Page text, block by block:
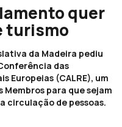
quer
turismo
da Madeira pediu
das
Europeias (CALRE), um
Membros para que sejam
circulação de pessoas.